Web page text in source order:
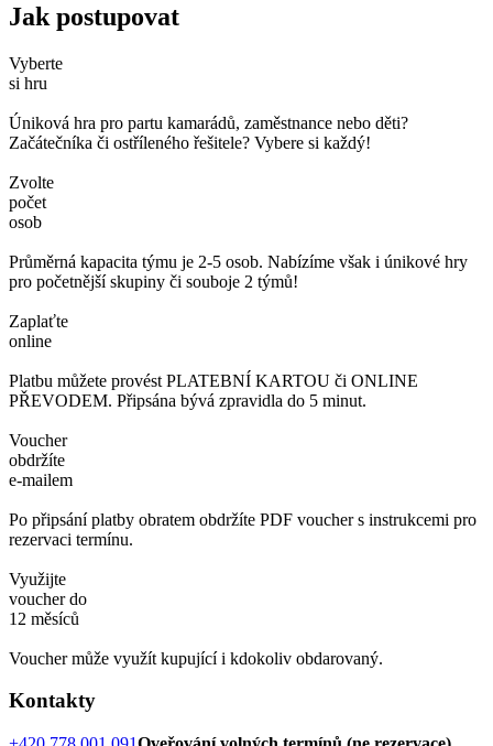
Jak postupovat
Vyberte
si hru
Úniková hra pro partu kamarádů, zaměstnance nebo děti?
Začátečníka či ostříleného řešitele? Vybere si každý!
Zvolte
počet
osob
Průměrná kapacita týmu je 2-5 osob. Nabízíme však i únikové hry
pro početnější skupiny či souboje 2 týmů!
Zaplaťte
online
Platbu můžete provést PLATEBNÍ KARTOU či ONLINE
PŘEVODEM. Připsána bývá zpravidla do 5 minut.
Voucher
obdržíte
e-mailem
Po připsání platby obratem obdržíte PDF voucher s instrukcemi pro
rezervaci termínu.
Využijte
voucher do
12 měsíců
Voucher může využít kupující i kdokoliv obdarovaný.
Kontakty